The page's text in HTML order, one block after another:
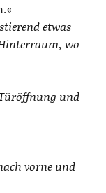
etwas
wo
und
vorne und